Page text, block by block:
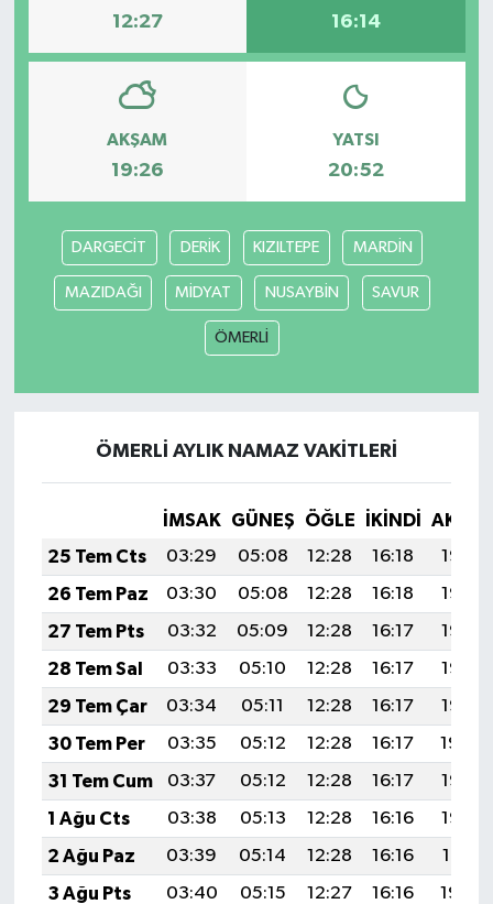
12:27 16:14
AKŞAM
19:26
YATSI
20:52
DARGECİT DERİK KIZILTEPE MARDİN
MAZIDAĞI MİDYAT NUSAYBİN SAVUR
ÖMERLİ
ÖMERLİ AYLIK NAMAZ VAKITLERI
İMSAK GÜNEŞ ÖĞLE İKINDI
25 Tem Cts
03:29 05:08 12:28 16:18
19:38
26 Tem Paz
03:30 05:08 12:28 16:18
19:37
27 Tem Pts
03:32 05:09 12:28 16:17
19:36
28 Tem Sal
03:33 05:10 12:28 16:17
19:36
29 Tem Çar
03:34 05:11 12:28 16:17
19:35
30 Tem Per
03:35 05:12 12:28 16:17
19:34
31 Tem Cum
03:37 05:12 12:28 16:17
19:33
1 Ağu Cts
03:38 05:13 12:28 16:16
19:32
2 Ağu Paz
03:39 05:14 12:28 16:16
19:31
3 Ağu Pts
03:40 05:15 12:27 16:16
19:30